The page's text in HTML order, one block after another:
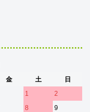
金 土
日
1
2
8
9